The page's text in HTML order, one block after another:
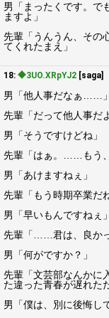
男「まったくです。で
ますよ」
先輩「うんうん、その
てくれたまえ」
18: ◆3UO.XRpYJ2 [saga]
男「他人事だなぁ……」
先輩「だって他人事だ
男「そうですけどね」
先輩「はぁ。……もう
男「あけますねぇ」
先輩「もう時期卒業だ
男「早いもんですねぇ」
先輩「……君は、良かっ
男「何がですか？」
先輩「文芸部なんかに
た違った青春が遅れた
男「僕は、別に後悔し